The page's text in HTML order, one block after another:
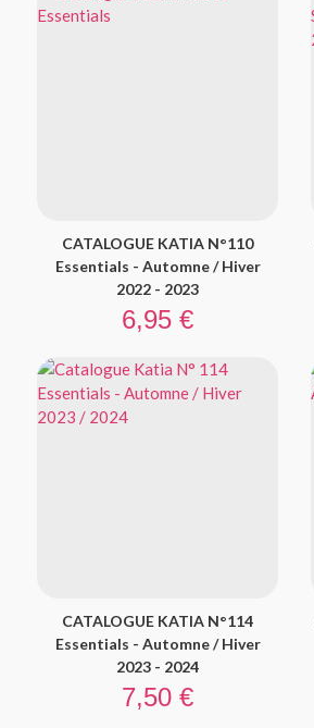
CATALOGUE KATIA N°110
Essentials - Automne / Hiver
2022 - 2023
Prix
6,95 €
CATALOGUE KATIA N°114
Essentials - Automne / Hiver
2023 - 2024
Prix
7,50 €